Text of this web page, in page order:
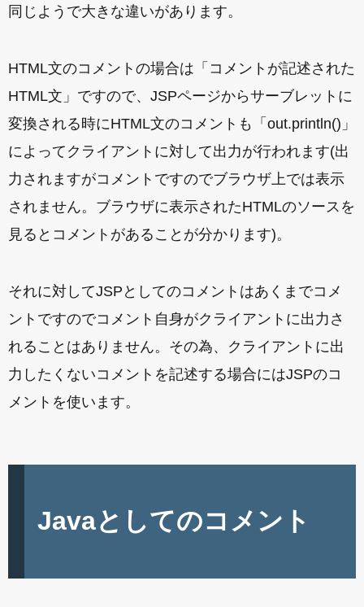
同じようで大きな違いがあります。
HTML文のコメントの場合は「コメントが記述された
HTML文」ですので、JSPページからサーブレットに
変換される時にHTML文のコメントも「out.println()」
によってクライアントに対して出力が行われます(出
力されますがコメントですのでブラウザ上では表示
されません。ブラウザに表示されたHTMLのソースを
見るとコメントがあることが分かります)。
それに対してJSPとしてのコメントはあくまでコメ
ントですのでコメント自身がクライアントに出力さ
れることはありません。その為、クライアントに出
力したくないコメントを記述する場合にはJSPのコ
メントを使います。
Javaとしてのコメント